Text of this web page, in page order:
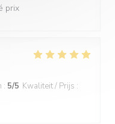
prix
: 5/5 Kwaliteit / Prijs :